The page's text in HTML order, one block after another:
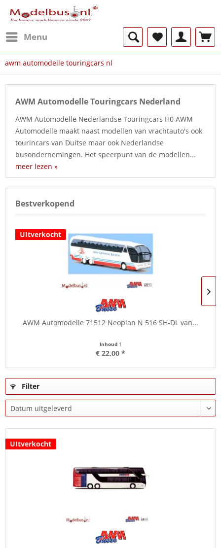
Menu
awm automodelle touringcars nl
AWM Automodelle Touringcars Nederland
AWM Automodelle Nederlandse Touringcars H0 AWM
Automodelle maakt naast modellen van vrachtauto's ook
tourincars van Duitse maar ook Nederlandse
busondernemingen. Het speerpunt van de modellen...
meer lezen »
Bestverkopend
UItverkocht
AWM Automodelle 71512 Neoplan N 516 SH-DL van...
Inhoud 1
€ 22,00 *
Filter
UItverkocht